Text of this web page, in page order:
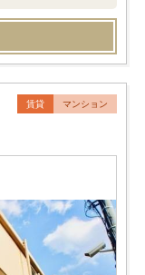
賃貸 マンション